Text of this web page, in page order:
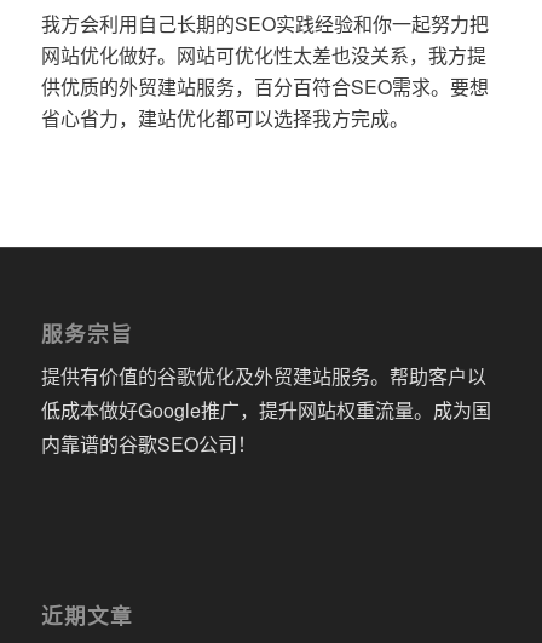
我方会利用自己长期的SEO实践经验和你一起努力把
网站优化做好。网站可优化性太差也没关系，我方提
供优质的外贸建站服务，百分百符合SEO需求。要想
省心省力，建站优化都可以选择我方完成。
服务宗旨
提供有价值的谷歌优化及外贸建站服务。帮助客户以
低成本做好Google推广，提升网站权重流量。成为国
内靠谱的谷歌SEO公司！
近期文章